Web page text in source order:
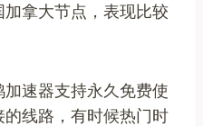
拿大节点，表现比较
加速器支持永久免费使
线路，有时候热门时